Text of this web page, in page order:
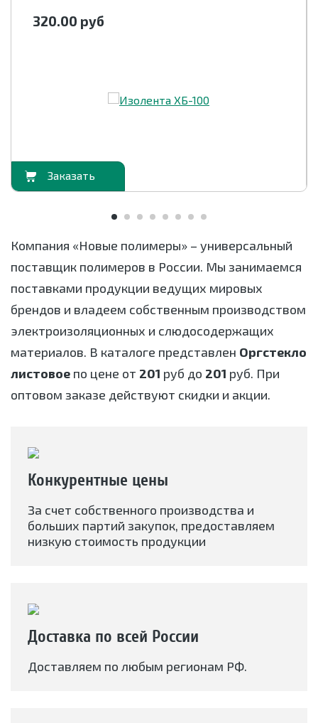
320.00 руб
Компания «Новые полимеры» – универсальный
поставщик полимеров в России. Мы занимаемся
поставками продукции ведущих мировых
брендов и владеем собственным производством
электроизоляционных и слюдосодержащих
материалов. В каталоге представлен Оргстекло
листовое по цене от 201 руб до 201 руб. При
оптовом заказе действуют скидки и акции.
Конкурентные цены
За счет собственного производства и
больших партий закупок, предоставляем
низкую стоимость продукции
Доставка по всей России
Доставляем по любым регионам РФ.